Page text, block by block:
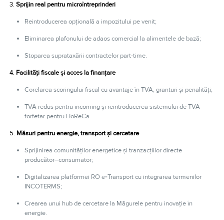
3.Sprijin real pentru microîntreprinderi
Reintroducerea opțională a impozitului pe venit;
Eliminarea plafonului de adaos comercial la alimentele de bază;
Stoparea suprataxării contractelor part-time.
4. Facilități fiscale și acces la finanțare
Corelarea scoringului fiscal cu avantaje în TVA, granturi și penalități;
TVA redus pentru incoming și reintroducerea sistemului de TVA
forfetar pentru HoReCa
5. Măsuri pentru energie, transport și cercetare
Sprijinirea comunităților energetice și tranzacțiilor directe
producător–consumator;
Digitalizarea platformei RO e‑Transport cu integrarea termenilor
INCOTERMS;
Crearea unui hub de cercetare la Măgurele pentru inovație în
energie.